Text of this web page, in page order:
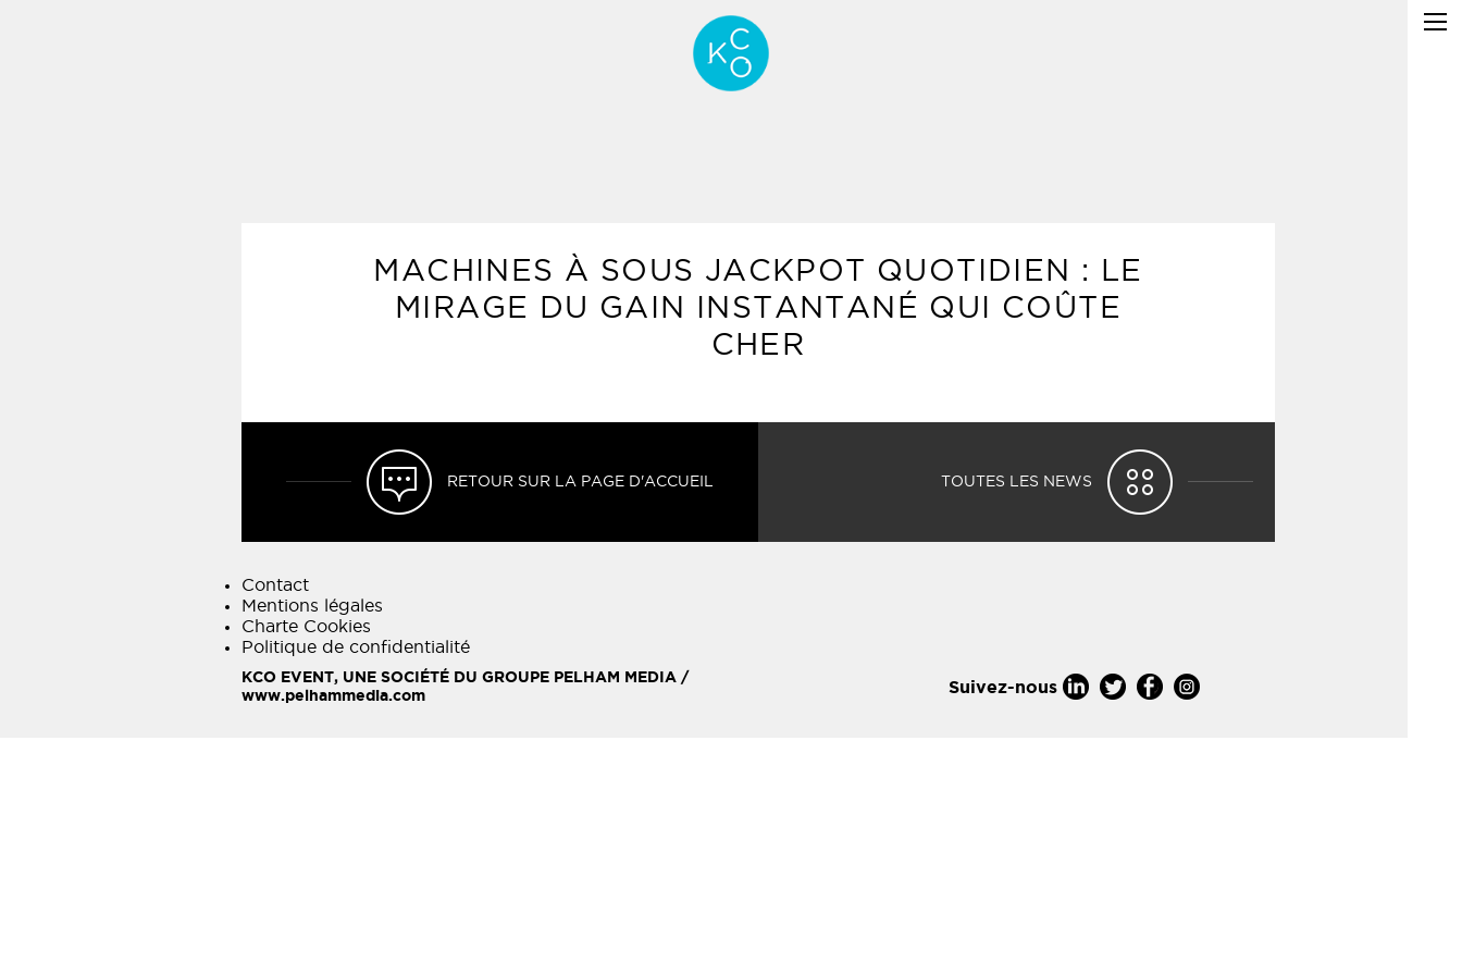
MACHINES À SOUS JACKPOT QUOTIDIEN : LE
MIRAGE DU GAIN INSTANTANÉ QUI COÛTE
CHER
RETOUR SUR LA PAGE D'ACCUEIL TOUTES LES NEWS
Contact
Mentions légales
Charte Cookies
Politique de confidentialité
KCO EVENT, UNE SOCIÉTÉ DU GROUPE PELHAM MEDIA /
www.pelhammedia.com
Suivez-nous